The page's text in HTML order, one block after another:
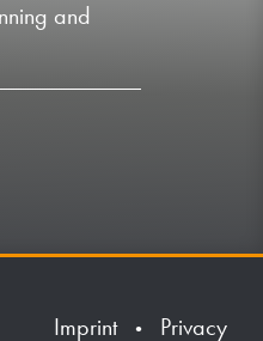
and
Imprint • Privacy